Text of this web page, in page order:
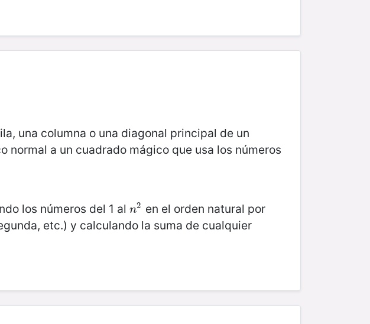
una columna o una diagonal principal de un
normal a un cuadrado mágico que usa los números
los números del 1 al n2
n2 en el orden natural por
etc.) y calculando la suma de cualquier